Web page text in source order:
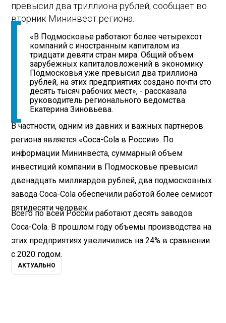
превысил два триллиона рублей, сообщает во
вторник Мининвест региона.
«В Подмосковье работают более четырехсот
компаний с иностранным капиталом из
тридцати девяти стран мира. Общий объем
зарубежных капиталовложений в экономику
Подмосковья уже превысил два триллиона
рублей, на этих предприятиях создано почти сто
десять тысяч рабочих мест», - рассказала
руководитель регионального ведомства
Екатерина Зиновьева.
В частности, одним из давних и важных партнеров
региона является «Coca-Cola в России». По
информации Мининвеста, суммарный объем
инвестиций компании в Подмосковье превысил
двенадцать миллиардов рублей, два подмосковных
завода Coca-Cola обеспечили работой более семисот
пятидесяти человек.
Всего по всей России работают десять заводов
Coca-Cola. В прошлом году объемы производства на
этих предприятиях увеличились на 24% в сравнении
с 2020 годом.
АКТУАЛЬНО